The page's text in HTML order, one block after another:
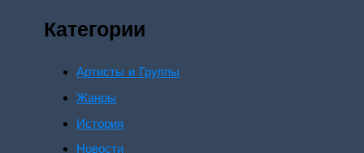
Категории
Артисты и Группы
Жанры
История
Новости